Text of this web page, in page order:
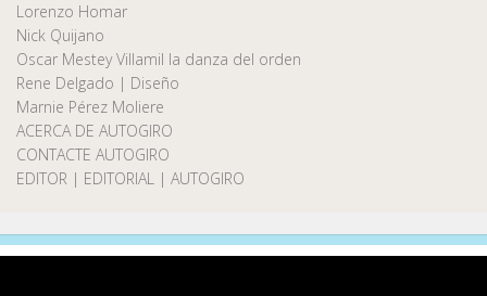
Lorenzo Homar
Nick Quijano
Oscar Mestey Villamil la danza del orden
Rene Delgado | Diseño
Marnie Pérez Moliere
ACERCA DE AUTOGIRO
CONTACTE AUTOGIRO
EDITOR | EDITORIAL | AUTOGIRO